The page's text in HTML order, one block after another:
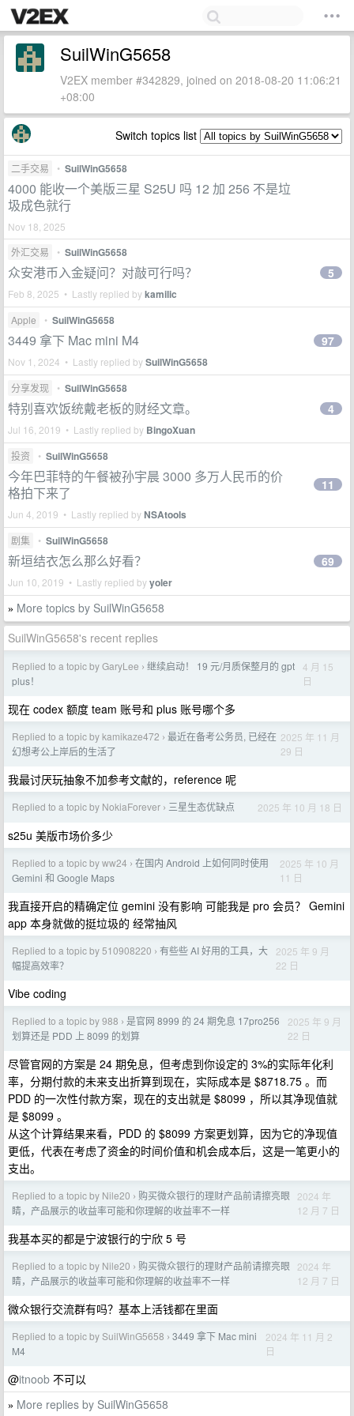
SuilWinG5658
V2EX member #342829, joined on 2018-08-20 11:06:21
+08:00
Switch topics list
二手交易 • SuilWinG5658
4000 能收一个美版三星 S25U 吗 12 加 256 不是垃
圾成色就行
Nov 18, 2025
外汇交易
• SuilWinG5658
众安港币入金疑问？对敲可行吗？
Feb 8, 2025 • Lastly replied bykamilic
5
Apple • SuilWinG5658
3449 拿下 Mac mini M4
Nov 1, 2024 • Lastly replied bySuilWinG5658
97
分享发现 • SuilWinG5658
特别喜欢饭统戴老板的财经文章。
Jul 16, 2019 • Lastly replied by BingoXuan
4
投资 • SuilWinG5658
今年巴菲特的午餐被孙宇晨 3000 多万人民币的价
格拍下来了
Jun 4, 2019 • Lastly replied byNSAtools
11
剧集 • SuilWinG5658
新垣结衣怎么那么好看？
Jun 10, 2019 • Lastly replied byyoler
69
» More topics by SuilWinG5658
SuilWinG5658's recent replies
Replied to a topic by GaryLee › 继续启动！ 19 元/月质保整月的 gpt
plus！
4 月 15
日
现在 codex 额度 team 账号和 plus 账号哪个多
Replied to a topic by kamikaze472 › 最近在备考公务员, 已经在
幻想考公上岸后的生活了
2025 年 11 月
29 日
我最讨厌玩抽象不加参考文献的，reference 呢
Replied to a topic by NokiaForever › 三星生态优缺点 2025 年 10 月 18 日
s25u 美版市场价多少
Replied to a topic by ww24 › 在国内 Android 上如何同时使用
Gemini 和 Google Maps
2025 年 10 月
11 日
我直接开启的精确定位 gemini 没有影响 可能我是 pro 会员？ Gemini
app 本身就做的挺垃圾的 经常抽风
Replied to a topic by 510908220 › 有些些 AI 好用的工具，大
幅提高效率？
2025 年 9 月
22 日
Vibe coding
Replied to a topic by 988 › 是官网 8999 的 24 期免息 17pro256
划算还是 PDD 上 8099 的划算
2025 年 9 月
22 日
尽管官网的方案是 24 期免息，但考虑到你设定的 3%的实际年化利
率，分期付款的未来支出折算到现在，实际成本是 $8718.75 。而
PDD 的一次性付款方案，现在的支出就是 $8099 ，所以其净现值就
是 $8099 。
​从这个计算结果来看，PDD 的 $8099 方案更划算，因为它的净现值
更低，代表在考虑了资金的时间价值和机会成本后，这是一笔更小的
支出。
Replied to a topic by Nile20 › 购买微众银行的理财产品前请擦亮眼
睛，产品展示的收益率可能和你理解的收益率不一样
2024 年
12 月 7 日
我基本买的都是宁波银行的宁欣 5 号
Replied to a topic by Nile20 › 购买微众银行的理财产品前请擦亮眼
睛，产品展示的收益率可能和你理解的收益率不一样
2024 年
12 月 7 日
微众银行交流群有吗？基本上活钱都在里面
Replied to a topic by SuilWinG5658 › 3449 拿下 Mac mini
M4
2024 年 11 月 2
日
@itnoob 不可以
» More replies by SuilWinG5658